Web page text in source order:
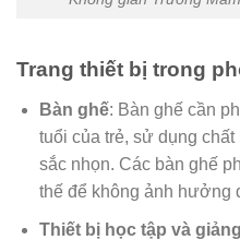
Trang thiết bị trong
Bàn ghế: Bàn ghế cần
tuổi của trẻ, sử dụng
sắc nhọn. Các bàn ghế
thế để không ảnh hưởng
Thiết bị học tập và